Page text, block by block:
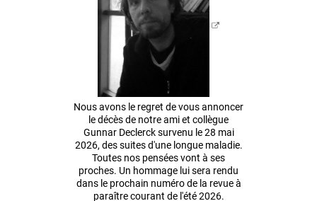
Nous avons le regret de vous annoncer
le décès de notre ami et collègue
Gunnar Declerck survenu le 28 mai
2026, des suites d'une longue maladie.
Toutes nos pensées vont à ses
proches. Un hommage lui sera rendu
dans le prochain numéro de la revue à
paraître courant de l'été 2026.